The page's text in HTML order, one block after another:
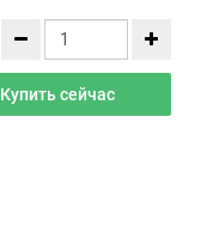
Купить сейчас